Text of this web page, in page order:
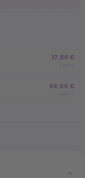
17,80 €
69,00 €